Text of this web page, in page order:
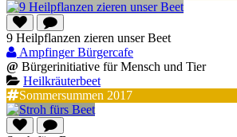
9 Heilpflanzen zieren unser Beet
Ampfinger Bürgercafe
@ Bürgerinitiative für Mensch und Tier
Heilkräuterbeet
Sommersummen 2017